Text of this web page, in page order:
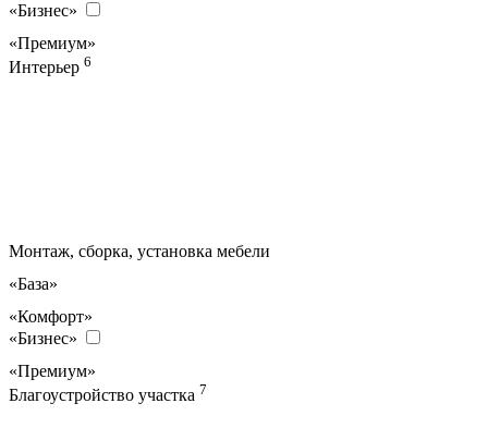
«Бизнес»
«Премиум»
Интерьер 6
Монтаж, сборка, установка мебели
«База»
«Комфорт»
«Бизнес»
«Премиум»
Благоустройство участка 7